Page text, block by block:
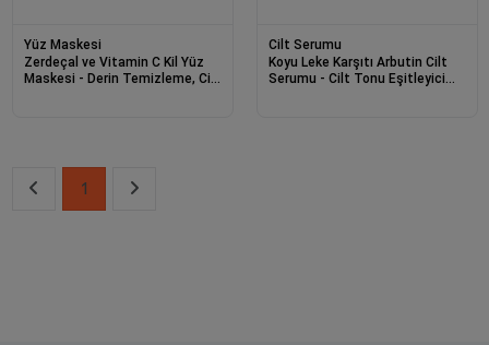
Yüz Maskesi
Zerdeçal ve Vitamin C Kil Yüz
Maskesi - Derin Temizleme, Cilt
Cilt Serumu
Koyu Leke Karşıtı Arbutin Cilt
Serumu - Cilt Tonu Eşitleyici
1